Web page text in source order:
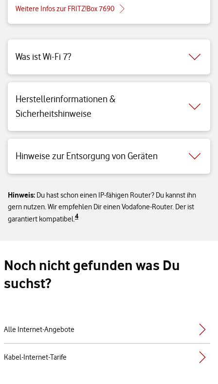
Weitere Infos zur FRITZ!Box 7690
Was ist Wi-Fi 7?
Herstellerinformationen &
Sicherheitshinweise
Hinweise zur Entsorgung von Geräten
Hinweis: Du hast schon einen IP-fähigen Router? Du kannst ihn
gern nutzen. Wir empfehlen Dir einen Vodafone-Router. Der ist
garantiert kompatibel.4
Noch nicht gefunden was Du
suchst?
Alle Internet-Angebote
Kabel-Internet-Tarife